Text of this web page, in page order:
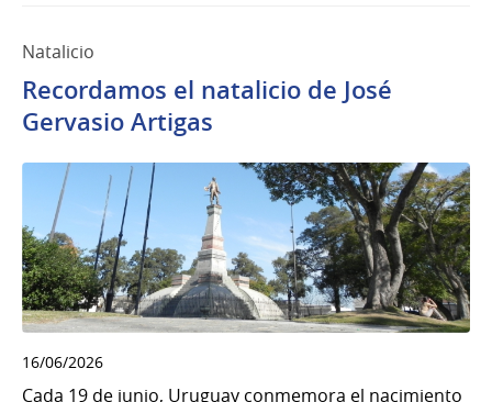
Natalicio
Recordamos el natalicio de José
Gervasio Artigas
16/06/2026
Cada 19 de junio, Uruguay conmemora el nacimiento